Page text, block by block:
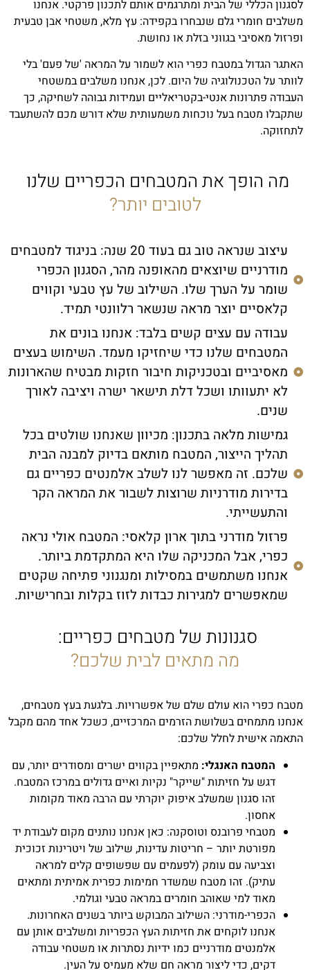
לסגנון הכללי של הבית ומתרגמים אותם לתכנון פרקטי. אנחנו
משלבים חומרי גלם שנבחרו בקפידה: עץ מלא, משטחי אבן טבעית
ופרזול מאסיבי בגווני בזלת או נחושת.
האתגר הגדול במטבח כפרי הוא לשמור על המראה 'של פעם' בלי
לוותר על הטכנולוגיה של היום. לכן, אנחנו משלבים במשטחי
העבודה פתרונות אנטי-בקטריאליים ועמידות גבוהה לשחיקה, כך
שתקבלו מטבח בעל נוכחות משמעותית שלא דורש מכם להשתעבד
לתחזוקה.
מה הופך את המטבחים הכפריים שלנו
לטובים יותר?
עיצוב שנראה טוב גם בעוד 20 שנה: בניגוד למטבחים
מודרניים שיוצאים מהאופנה מהר, הסגנון הכפרי
שומר על הערך שלו. השילוב של עץ טבעי וקווים
קלאסיים יוצר מראה שנשאר רלוונטי תמיד.
עבודה עם עצים קשים בלבד: אנחנו בונים את
המטבחים שלנו כדי שיחזיקו מעמד. השימוש בעצים
מאסיביים ובטכניקות חיבור חזקות מבטיח שהארונות
לא יתעוותו ושכל דלת תישאר ישרה ויציבה לאורך
שנים.
גמישות מלאה בתכנון: מכיוון שאנחנו שולטים בכל
תהליך הייצור, המטבח מותאם בדיוק למבנה הבית
שלכם. זה מאפשר לנו לשלב אלמנטים כפריים גם
בדירות מודרניות שרוצות לשבור את המראה הקר
והתעשייתי.
פרזול מודרני בתוך ארון קלאסי: המטבח אולי נראה
כפרי, אבל המכניקה שלו היא המתקדמת ביותר.
אנחנו משתמשים במסילות ומנגנוני פתיחה שקטים
שמאפשרים למגירות כבדות לזוז בקלות ובחרישיות.
סגנונות של מטבחים כפריים:
מה מתאים לבית שלכם?
מטבח כפרי הוא עולם שלם של אפשרויות. בלגעת בעץ מטבחים,
אנחנו מתמחים בשלושת הזרמים המרכזיים, כשכל אחד מהם מקבל
התאמה אישית לחלל שלכם:
המטבח האנגלי: מתאפיין בקווים ישרים ומסודרים יותר, עם
דגש על חזיתות "שייקר" נקיות ואיים גדולים במרכז המטבח.
זהו סגנון שמשלב איפוק יוקרתי עם הרבה מאוד מקומות
אחסון.
מטבחי פרובנס וטוסקנה: כאן אנחנו נותנים מקום לעבודת יד
מפורטת יותר – חריטות עדינות, שילוב של ויטרינות זכוכית
וצביעה עם עומק (לפעמים עם שפשופים קלים למראה
עתיק). זהו מטבח שמשדר חמימות כפרית אמיתית ומתאים
מאוד למי שאוהב חומרים במראה טבעי וגולמי.
הכפרי-מודרני: השילוב המבוקש ביותר בשנים האחרונות.
אנחנו לוקחים את חזיתות העץ הכפריות ומשלבים אותן עם
אלמנטים מודרניים כמו ידיות נסתרות או משטחי עבודה
דקים, כדי ליצור מראה חם שלא מעמיס על העין.